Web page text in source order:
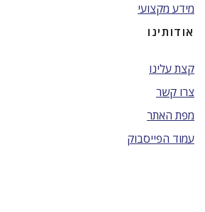
מידע מקצועי
אודותינו
קצת עלינו
צרו קשר
מפת האתר
עמוד הפייסבוק